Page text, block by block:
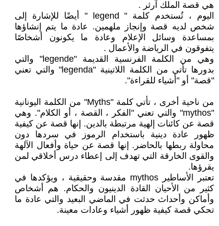
هي قصة الملك آرثر .
اليوم ، تُستخدم كلمة " legend " أيضًا للإشارة إلى
شخص لديه قصة وإنجاز ملهمين. عادة ما يتم إنشاؤها
بمساعدة وسائل الإعلام وعادة ما يكونون أشخاصًا
يتفوقون في الرياضة والأعمال .
وهي من الكلمة الفرنسية القديمة "legende" والتي
بدورها تأتي من الكلمة اللاتينية "legenda" والتي تعني
"قصة" أو "أشياء للقراءة".
من ناحية أخرى ، تأتي كلمة "Myths" من الكلمة اليونانية
"mythos" والتي تعني "الفكر ، القصة ، أو الكلام". وهي
قصة عن كائنات إلهية مرتبطة بالدين. إنها قصة عن كيفية
ظهور عادة دينية باستخدام الرموز في سردها دون
محاولة ربطها بالحاضر. إنها قصة عن حياة وأفعال الآلهة
والقوى الخارقة التي تهدف إلى إعطاء درس أخلاقي لمن
يقرؤها.
تعتبر الأساطير mythos مقدسة وحقيقية ، ويؤكدها في
كثير من الأحيان القادة الدينيون والحكام. هم أشخاص
وأماكن وأحداث حدثت في الماضي البعيد والتي عادة ما
تحكي قصة كيفية ظهور أشياء وعادات معينة.